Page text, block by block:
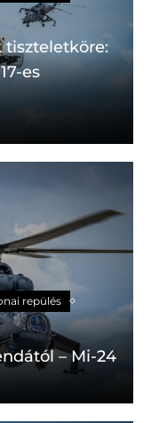
tiszteletköre:
es
repülés
– Mi-24